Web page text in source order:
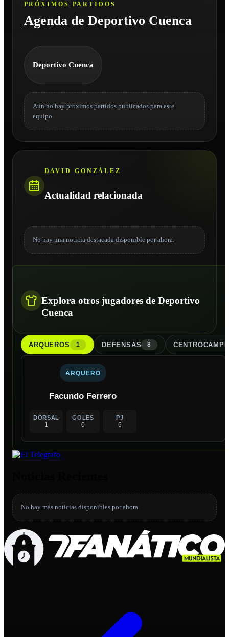
PRÓXIMOS PARTIDOS
Agenda de Deportivo Cuenca
Deportivo Cuenca
Aún no hay proximos partidos publicados para este
equipo.
DAVID GONZÁLEZ
Actualidad relacionada
No hay una noticia destacada disponible por ahora.
Explora otros jugadores de Deportivo
Cuenca
ARQUEROS 1 DEFENSAS 8
ARQUERO
Facundo Ferrero
DORSAL
1
GOLES
0
PJ
6
No hay más noticias disponibles por ahora.